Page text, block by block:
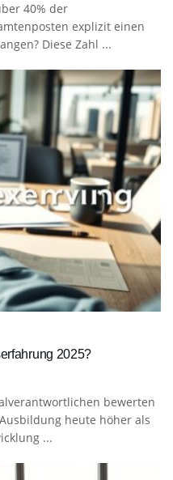
40% der
explizit einen
Diese Zahl ...
2025?
bewerten
heute höher als
...